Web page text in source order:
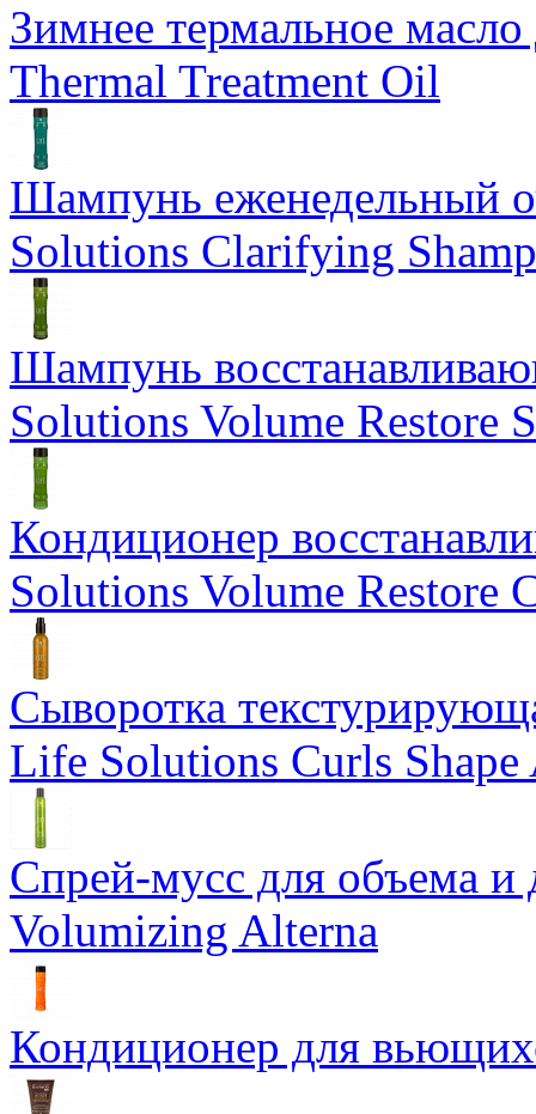
Зимнее термальное
Thermal Treatment Oil
Шампунь еженедельный
Solutions Clarifying
Шампунь
Solutions Volume Restore
Кондиционер
Solutions Volume Restore
Сыворотка
Life Solutions Curls
Спрей-мусс для объема и
Volumizing Alterna
Кондиционер для